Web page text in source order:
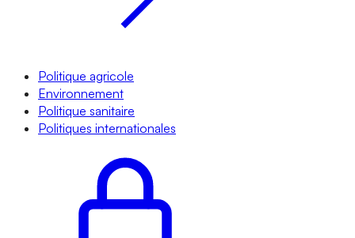
Politique agricole
Environnement
Politique sanitaire
Politiques internationales